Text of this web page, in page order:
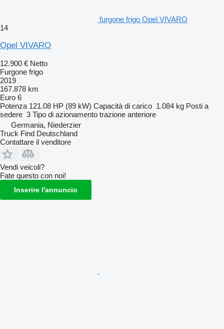
furgone frigo Opel VIVARO
14
Opel VIVARO
12.900 € Netto
Furgone frigo
2019
167.878 km
Euro 6
Potenza 121.08 HP (89 kW) Capacità di carico 1.084 kg Posti a
sedere 3 Tipo di azionamento trazione anteriore
Germania, Niederzier
Truck Find Deutschland
Contattare il venditore
Vendi veicoli?
Fate questo con noi!
Inserire l'annuncio